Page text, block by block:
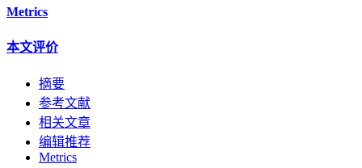
Metrics
本文评价
摘要
参考文献
相关文章
编辑推荐
Metrics